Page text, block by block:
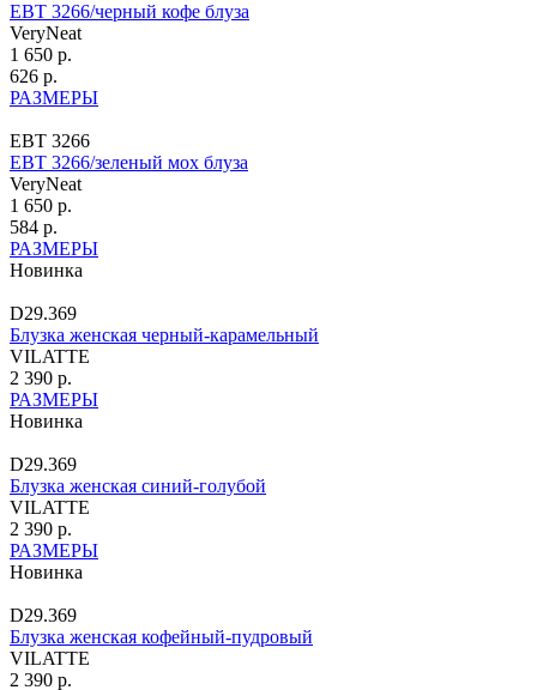
ЕВТ 3266/черный кофе блуза
VeryNeat
1 650 р.
626 р.
РАЗМЕРЫ
ЕВТ 3266
ЕВТ 3266/зеленый мох блуза
VeryNeat
1 650 р.
584 р.
РАЗМЕРЫ
Новинка
D29.369
Блузка женская черный-карамельный
VILATTE
2 390 р.
РАЗМЕРЫ
Новинка
D29.369
Блузка женская синий-голубой
VILATTE
2 390 р.
РАЗМЕРЫ
Новинка
D29.369
Блузка женская кофейный-пудровый
VILATTE
2 390 р.